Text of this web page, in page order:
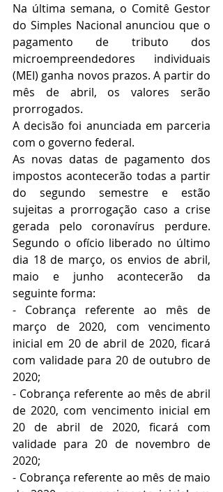
Na última semana, o Comitê Gestor
do Simples Nacional anunciou que o
pagamento de tributo dos
microempreendedores individuais
(MEI) ganha novos prazos. A partir do
mês de abril, os valores serão
prorrogados.
A decisão foi anunciada em parceria
com o governo federal.
As novas datas de pagamento dos
impostos acontecerão todas a partir
do segundo semestre e estão
sujeitas a prorrogação caso a crise
gerada pelo coronavírus perdure.
Segundo o ofício liberado no último
dia 18 de março, os envios de abril,
maio e junho acontecerão da
seguinte forma:
- Cobrança referente ao mês de
março de 2020, com vencimento
inicial em 20 de abril de 2020, ficará
com validade para 20 de outubro de
2020;
- Cobrança referente ao mês de abril
de 2020, com vencimento inicial em
20 de abril de 2020, ficará com
validade para 20 de novembro de
2020;
- Cobrança referente ao mês de maio